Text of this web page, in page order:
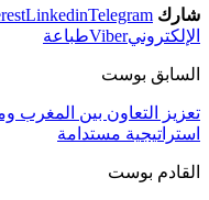
شارك LinkedinTelegram
الإلكترونيViberطباعة
السابق بوست
تعزيز التعاون بين المغرب
استراتيجية مستدامة
القادم بوست